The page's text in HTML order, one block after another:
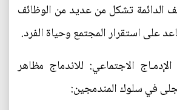
الدائمة تشكل من عديد من الوظائف
على استقرار المجتمع وحياة الفرد.
الاجتماعي: للاندماج مظاهر
في سلوك المندمجين: